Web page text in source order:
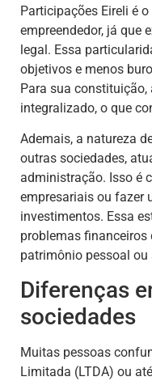
Participações Eireli é
empreendedor, já que
legal. Essa
objetivos e menos
Para sua
integralizado, o que
Ademais, a natureza
outras sociedades,
administração. Isso é
empresariais ou fazer
investimentos. Essa
problemas financeiros
patrimônio pessoal
Diferenças
sociedades
Muitas pessoas
Limitada (LTDA) ou